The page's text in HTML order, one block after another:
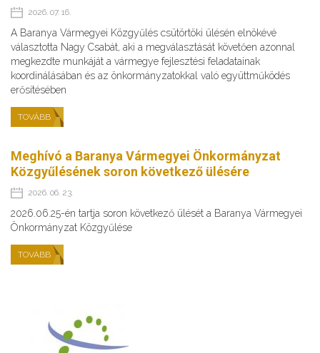
2026. 07. 16.
A Baranya Vármegyei Közgyűlés csütörtöki ülésén elnökévé
választotta Nagy Csabát, aki a megválasztását követően azonnal
megkezdte munkáját a vármegye fejlesztési feladatainak
koordinálásában és az önkormányzatokkal való együttműködés
erősítésében
TOVÁBB
Meghívó a Baranya Vármegyei Önkormányzat
Közgyűlésének soron következő ülésére
2026. 06. 23.
2026.06.25-én tartja soron következő ülését a Baranya Vármegyei
Önkormányzat Közgyűlése
TOVÁBB